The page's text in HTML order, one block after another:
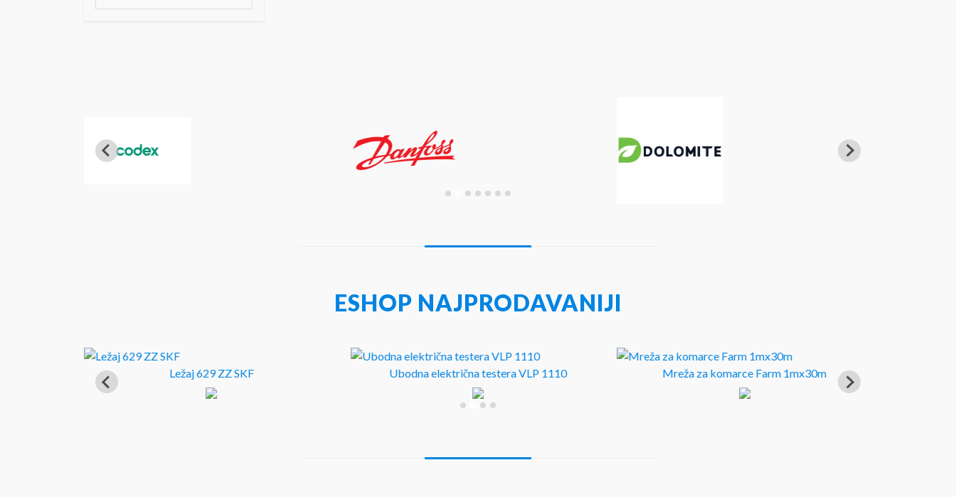
ESHOP NAJPRODAVANIJI
Ležaj 629 ZZ SKF Ubodna električna testera VLP 1110 Mreža za komarce Farm 1mx30m